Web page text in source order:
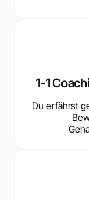
1-1
Du erfährst